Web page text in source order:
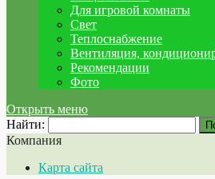
Для игровой комнаты
Свет
Теплоснабжение
Вентиляция,
Рекомендации
Фото
Открыть меню
Найти:
Компания
Карта сайта